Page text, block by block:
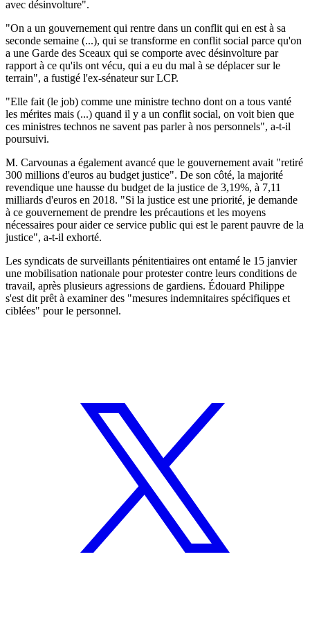
avec désinvolture".
"On a un gouvernement qui rentre dans un conflit qui en est à sa
seconde semaine (...), qui se transforme en conflit social parce qu'on
a une Garde des Sceaux qui se comporte avec désinvolture par
rapport à ce qu'ils ont vécu, qui a eu du mal à se déplacer sur le
terrain", a fustigé l'ex-sénateur sur LCP.
"Elle fait (le job) comme une ministre techno dont on a tous vanté
les mérites mais (...) quand il y a un conflit social, on voit bien que
ces ministres technos ne savent pas parler à nos personnels", a-t-il
poursuivi.
M. Carvounas a également avancé que le gouvernement avait "retiré
300 millions d'euros au budget justice". De son côté, la majorité
revendique une hausse du budget de la justice de 3,19%, à 7,11
milliards d'euros en 2018. "Si la justice est une priorité, je demande
à ce gouvernement de prendre les précautions et les moyens
nécessaires pour aider ce service public qui est le parent pauvre de la
justice", a-t-il exhorté.
Les syndicats de surveillants pénitentiaires ont entamé le 15 janvier
une mobilisation nationale pour protester contre leurs conditions de
travail, après plusieurs agressions de gardiens. Édouard Philippe
s'est dit prêt à examiner des "mesures indemnitaires spécifiques et
ciblées" pour le personnel.